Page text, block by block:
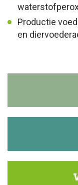
Productie
en